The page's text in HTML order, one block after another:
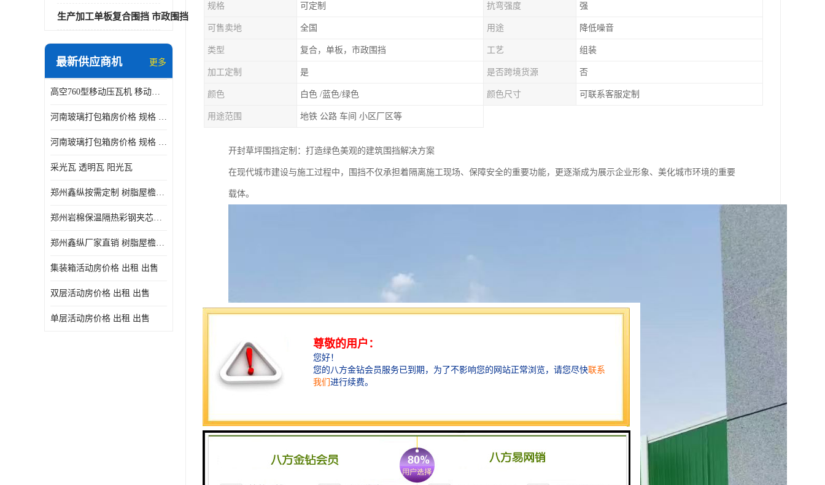
生产加工单板复合围挡 市政围挡
最新供应商机 更多
高空760型移动压瓦机 移动升降制瓦设备租赁选郑州鑫纵
河南玻璃打包箱房价格 规格 鑫纵建材按需定制
河南玻璃打包箱房价格 规格 鑫纵建材批发
采光瓦 透明瓦 阳光瓦
郑州鑫纵按需定制 树脂屋檐装饰塑料琉璃瓦片 中式仿古瓦的特点 价格
郑州岩棉保温隔热彩钢夹芯板 郑州鑫纵支持定做
郑州鑫纵厂家直销 树脂屋檐装饰塑料琉璃瓦片 中式仿古瓦的特点 价格
集装箱活动房价格 出租 出售
双层活动房价格 出租 出售
单层活动房价格 出租 出售
规格 可定制 抗弯强度 强
可售卖地 全国 用途 降低噪音
类型 复合，单板，市政围挡 工艺 组装
加工定制 是 是否跨境货源 否
颜色 白色 /蓝色/绿色 颜色尺寸 可联系客服定制
用途范围 地铁 公路 车间 小区厂区等
开封草坪围挡定制：打造绿色美观的建筑围挡解决方案
在现代城市建设与施工过程中，围挡不仅承担着隔离施工现场、保障安全的重要功能，更逐渐成为展示企业形象、美化城市环境的重要
载体。